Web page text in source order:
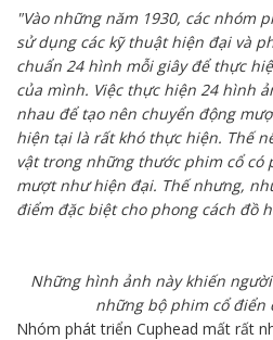
"Vào những năm 1930, các nhóm
sử dụng các kỹ thuật hiện đại và
chuẩn 24 hình mỗi giây để thực
của mình. Việc thực hiện 24 hình
nhau để tạo nên chuyển động
hiện tại là rất khó thực hiện. Thế
vật trong những thước phim cổ có
mượt như hiện đại. Thế nhưng,
điểm đặc biệt cho phong cách đồ
Những hình ảnh này khiến
những bộ phim cổ điển
Nhóm phát triển Cuphead mất rất